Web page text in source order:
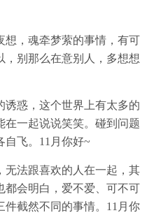
想，魂牵梦萦的事情，有可
，别那么在意别人，多想想
诱惑，这个世界上有太多的
在一起说说笑笑。碰到问题
自飞。11月你好~
无法跟喜欢的人在一起，其
都会明白，爱不爱、可不可
件截然不同的事情。11月你